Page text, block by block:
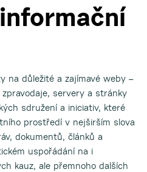
▼
na důležité a zajímavé weby –
servery a stránky
sdružení a iniciativ, které
prostředí v nejširším slova
dokumentů, článků a
uspořádání na i
kauz, ale přemnoho dalších